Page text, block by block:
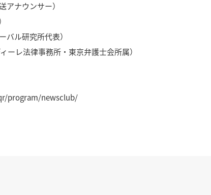
アナウンサー）
バル研究所代表）
ーレ法律事務所・東京弁護士会所属）
program/newsclub/